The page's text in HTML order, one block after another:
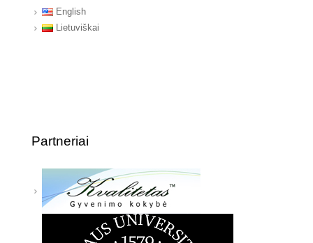
English
Lietuviškai
Partneriai